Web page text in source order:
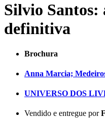
Silvio
definitiva
Brochura
Anna Marcia;
UNIVERSO DOS
Vendido e entregue por